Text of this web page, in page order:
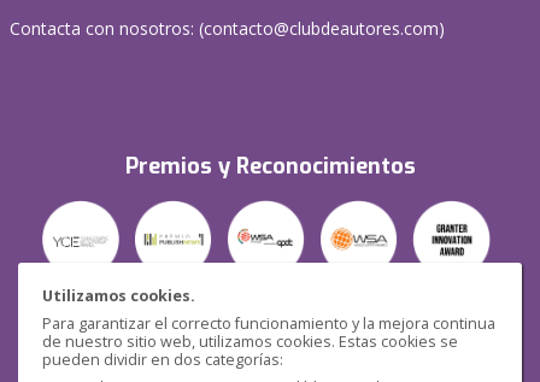
Utilizamos cookies.
Para garantizar el correcto funcionamiento y la mejora continua
de nuestro sitio web, utilizamos cookies. Estas cookies se
pueden dividir en dos categorías:
Contacta con nosotros: (contacto@clubdeautores.com)
Premios y Reconocimientos
Seguridad